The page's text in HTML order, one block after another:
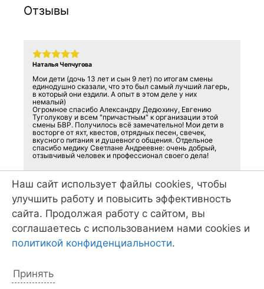
Отзывы
Наталья Чепчугова
Мои дети (дочь 13 лет и сын 9 лет) по итогам смены
единодушно сказали, что это был самый лучший лагерь,
в который они ездили. А опыт в этом деле у них
немалый)
Огромное спасибо Александру Дедюхину, Евгению
Туголукову и всем "причастным" к организации этой
смены БВР. Получилось всё замечательно! Мои дети в
восторге от яхт, квестов, отрядных песен, свечек,
вкусного питания и душевного общения. Отдельное
спасибо медику Светлане Андреевне: очень добрый,
отзывчивый человек и профессионал своего дела!
Оставить отзыв
Наш сайт использует файлы cookies, чтобы
улучшить работу и повысить эффективность
сайта. Продолжая работу с сайтом, вы
соглашаетесь с использованием нами cookies и
политикой конфиденциальности.
Принять